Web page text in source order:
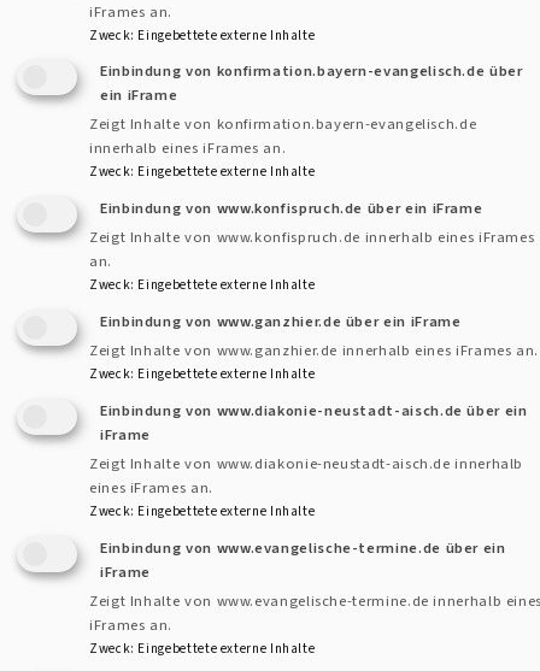
Bildrechte beim Autor
Bild: Günther Kohler
Kirche Ndimi, Dekan Laisson, Monduli, Gemeindepfarrer, Pfr. Joshua Laiser, Evangelisten aus
Engaruka und Architekt Thomas Caspary
Dekanatsbeauftragte für Partnerschaft, Entwicklung und
EineWelt
Karl Saemann und Christine Stradtner
Fußbereichsmenü
Cookie-Einstellungen
iFrames an.
Zweck: Eingebettete externe Inhalte
Einbindung von konfirmation.bayern-evangelisch.de über
ein iFrame
Zeigt Inhalte von konfirmation.bayern-evangelisch.de
innerhalb eines iFrames an.
Zweck: Eingebettete externe Inhalte
Einbindung von www.konfispruch.de über ein iFrame
Zeigt Inhalte von www.konfispruch.de innerhalb eines iFrames
an.
Zweck: Eingebettete externe Inhalte
Einbindung von www.ganzhier.de über ein iFrame
Zeigt Inhalte von www.ganzhier.de innerhalb eines iFrames an.
Zweck: Eingebettete externe Inhalte
Einbindung von www.diakonie-neustadt-aisch.de über ein
iFrame
Zeigt Inhalte von www.diakonie-neustadt-aisch.de innerhalb
eines iFrames an.
Zweck: Eingebettete externe Inhalte
Einbindung von www.evangelische-termine.de über ein
iFrame
Zeigt Inhalte von www.evangelische-termine.de innerhalb
iFrames an.
Zweck: Eingebettete externe Inhalte